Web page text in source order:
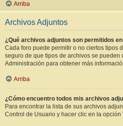
Arriba
Archivos Adjuntos
¿Qué archivos adjuntos son permitidos
Cada foro puede permitir o no ciertos tipos
seguro de que tipos de archivos se pueden
Administración para obtener más
Arriba
¿Cómo encuentro todos mis archivos
Para encontrar la lista de sus archivos
Control de Usuario y hacer clic en la opción